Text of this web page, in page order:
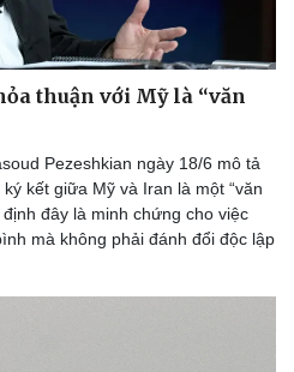
thuận với Mỹ là “văn
Pezeshkian ngày 18/6 mô tả
kết giữa Mỹ và Iran là một “văn
đây là minh chứng cho việc
mà không phải đánh đổi độc lập